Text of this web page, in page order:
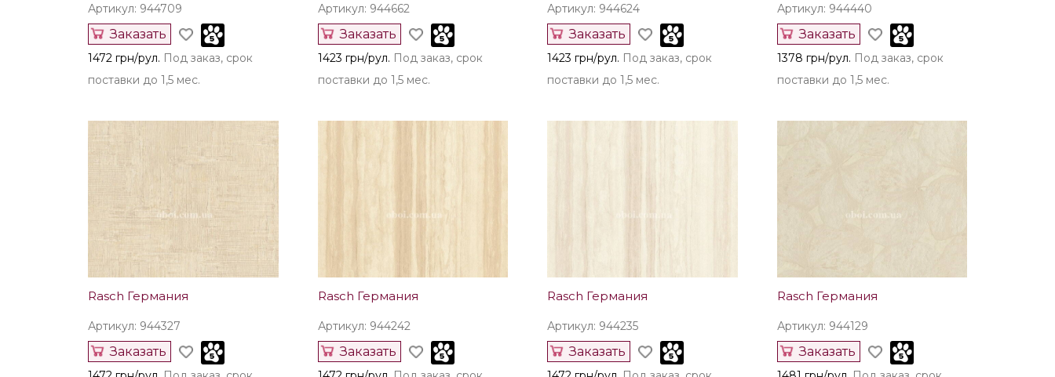
Артикул: 944709
Заказать
1472 грн/рул. Под заказ, срок
поставки до 1,5 мес.
Артикул: 944662
Заказать
1423 грн/рул. Под заказ, срок
поставки до 1,5 мес.
Артикул: 944624
Заказать
1423 грн/рул. Под заказ, срок
поставки до 1,5 мес.
Артикул: 944440
Заказать
1378 грн/рул. Под заказ, срок
поставки до 1,5 мес.
Rasch Германия
Артикул: 944327
Заказать
Rasch Германия
Артикул: 944242
Заказать
Rasch Германия
Артикул: 944235
Заказать
Rasch Германия
Артикул: 944129
Заказать